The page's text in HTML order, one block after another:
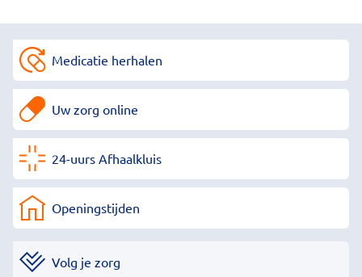
Medicatie herhalen
Uw zorg online
24-uurs Afhaalkluis
Openingstijden
Volg je zorg